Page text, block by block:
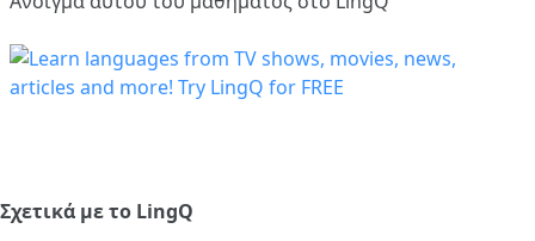
Σχετικά με το LingQ